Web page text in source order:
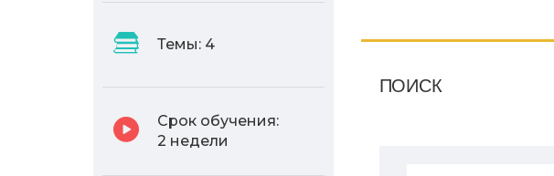
Темы: 4
Срок обучения:
2 недели
ПОИСК